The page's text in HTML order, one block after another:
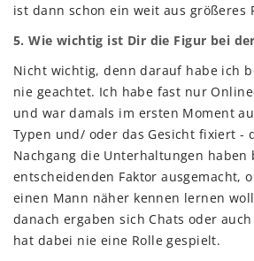
ist dann schon ein weit aus größeres
5. Wie wichtig ist Dir die Figur bei
Nicht wichtig, denn darauf habe ich
nie geachtet. Ich habe fast nur
und war damals im ersten Moment
Typen und/ oder das Gesicht fixiert -
Nachgang die Unterhaltungen haben
entscheidenden Faktor ausgemacht,
einen Mann näher kennen lernen
danach ergaben sich Chats oder
hat dabei nie eine Rolle gespielt.